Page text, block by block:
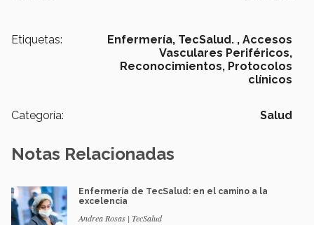
Etiquetas: Enfermería, TecSalud. , Accesos
Vasculares Periféricos,
Reconocimientos, Protocolos
clínicos
Categoría: Salud
Notas Relacionadas
Enfermería de TecSalud: en el camino a la
excelencia
Andrea Rosas | TecSalud